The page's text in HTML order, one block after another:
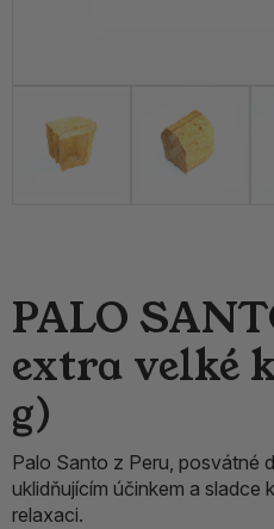
PALO
extra velké
g)
Palo Santo z Peru, posvátné
uklidňujícím účinkem a sladce
relaxaci.